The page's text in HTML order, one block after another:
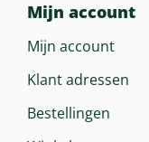
Mijn account
Mijn account
Klant adressen
Bestellingen